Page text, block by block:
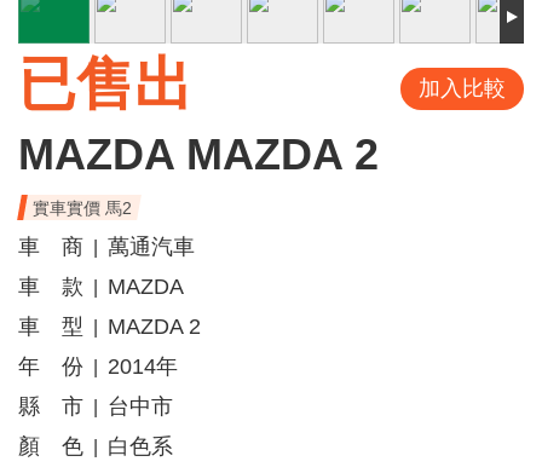
已售出 加入比較
MAZDA MAZDA 2
實車實價 馬2
車 商
萬通汽車
車 款
MAZDA
車 型
MAZDA 2
年 份
2014年
縣 市
台中市
顏 色
白色系